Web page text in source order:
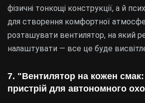
фізичні тонкощі конструкції, а й
для створення комфортної
розташувати вентилятор, на який
налаштувати — все це буде
7. "Вентилятор на кожен смак:
пристрій для автономного